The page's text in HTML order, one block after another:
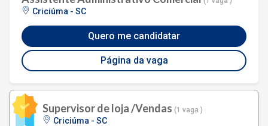
Criciúma - SC
Página da vaga
Quero me candidatar
Supervisor de loja /Vendas (1 vaga )
Criciúma - SC